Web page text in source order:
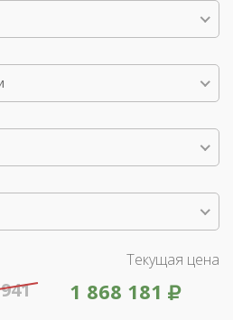
Текущая цена
1 868 181